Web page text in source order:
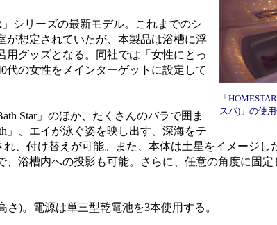
「
スパ)」の使用
シリーズの最新モデル。これまでのシ
が想定されていたが、本製品は浴槽に浮
グッズとなる。同社では「女性にとっ
代の女性をメインターゲットに設定して
Star」のほか、たくさんのバラで囲ま
」、エイが泳ぐ姿を映し出す、深海をテ
れ、付け替えが可能。また、本体は土星をイメージし
、浴槽内への投影も可能。さらに、任意の角度に固定
)。電源は単三型乾電池を3本使用する。